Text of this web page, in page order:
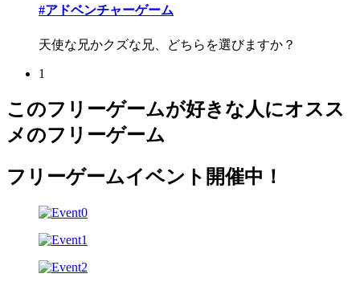
#アドベンチャーゲーム
天使な兄かクズな兄、どちらを選びますか？
1
このフリーゲームが好きな人にオスス
メのフリーゲーム
フリーゲームイベント開催中！